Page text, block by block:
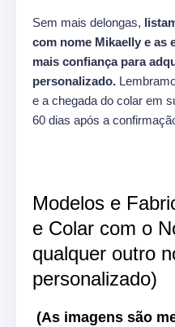
Sem mais delongas,
com nome Mikaelly e as
mais confiança para
personalizado.
e a chegada do colar em
60 dias após a
Modelos e
e Colar com o
qualquer outro
personalizado)
(As imagens são